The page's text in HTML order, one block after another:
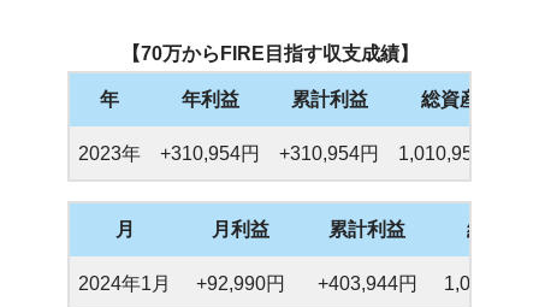
【70万からFIRE目指す収支成績】
年 年利益 累計利益 総資産
2023年 +310,954円 +310,954円 1,010,954円
月 月利益 累計利益 総資産
2024年1月 +92,990円 +403,944円 1,031,637